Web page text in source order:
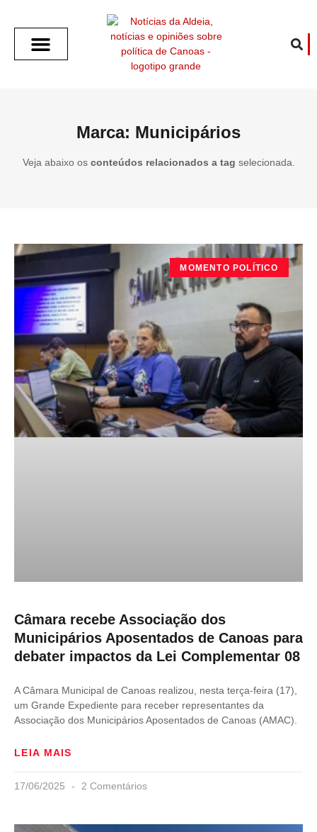
Marca: Municipários
Veja abaixo os conteúdos relacionados a tag selecionada.
MOMENTO POLÍTICO
Câmara recebe Associação dos
Municipários Aposentados de Canoas para
debater impactos da Lei Complementar 08
A Câmara Municipal de Canoas realizou, nesta terça-feira (17),
um Grande Expediente para receber representantes da
Associação dos Municipários Aposentados de Canoas (AMAC).
LEIA MAIS
17/06/2025 2 Comentários